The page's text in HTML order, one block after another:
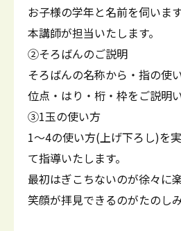
お子様の学年と名前を伺いま
本講師が担当いたします。
②そろばんのご説明
そろばんの名称から・指の使
位点・はり・桁・枠をご説明い
③1玉の使い方
1～4の使い方(上げ下ろし)を
て指導いたします。
最初はぎこちないのが徐々に
笑顔が拝見できるのがたのしみ